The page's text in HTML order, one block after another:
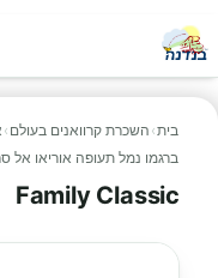
בית› השכרת קרוואנים בעולם ›
ברגמו נמל תעופה אוריאו אל
Family Classic